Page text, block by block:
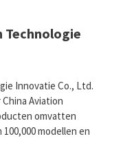
Technologie
Innovatie Co., Ltd.
Aviation
omvatten
modellen en